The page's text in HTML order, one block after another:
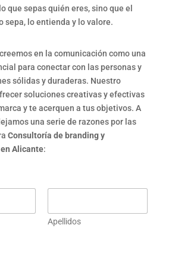
que sepas quién eres, sino que el
sepa, lo entienda y lo valore.
en la comunicación como una
para conectar con las personas y
sólidas y duraderas. Nuestro
soluciones creativas y efectivas
y te acerquen a tus objetivos. A
una serie de razones por las
Consultoría de branding y
Alicante:
Apellidos